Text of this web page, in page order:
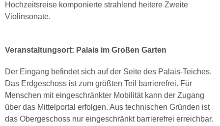
Hochzeitsreise komponierte strahlend heitere Zweite
Violinsonate.
Veranstaltungsort: Palais im Großen Garten
Der Eingang befindet sich auf der Seite des Palais-Teiches.
Das Erdgeschoss ist zum größten Teil barrierefrei. Für
Menschen mit eingeschränkter Mobilität kann der Zugang
über das Mittelportal erfolgen. Aus technischen Gründen ist
das Obergeschoss nur eingeschränkt barrierefrei erreichbar.